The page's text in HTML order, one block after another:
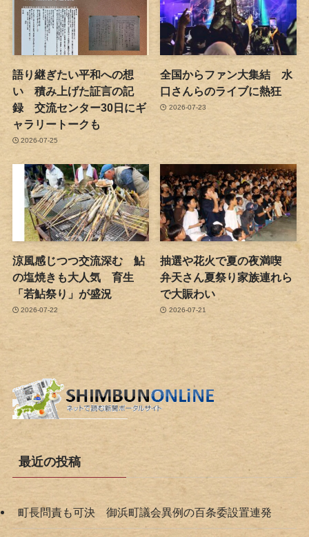
語り継ぎたい平和への想
い 積み上げた証言の記
録 交流センター30日にギ
ャラリートークも
2026-07-25
全国からファン大集結 水
口さんらのライブに熱狂
2026-07-23
涼風感じつつ交流深む 鮎
の塩焼きも大人気 育生
「若鮎祭り」が盛況
2026-07-22
抽選や花火で夏の夜満喫
弁天さん夏祭り家族連れら
で大賑わい
2026-07-21
最近の投稿
町長問責も可決 御浜町議会異例の百条委設置連発